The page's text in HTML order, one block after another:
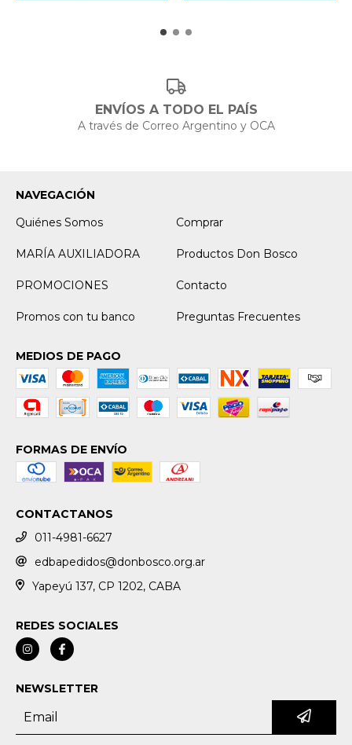
ENVÍOS A TODO EL PAÍS
A través de Correo Argentino y OCA
NAVEGACIÓN
Quiénes Somos
Comprar
MARÍA AUXILIADORA Productos Don Bosco
PROMOCIONES Contacto
Promos con tu banco Preguntas Frecuentes
MEDIOS DE PAGO
FORMAS DE ENVÍO
CONTACTANOS
011-4981-6627
edbapedidos@donbosco.org.ar
Yapeyú 137, CP 1202, CABA
REDES SOCIALES
NEWSLETTER